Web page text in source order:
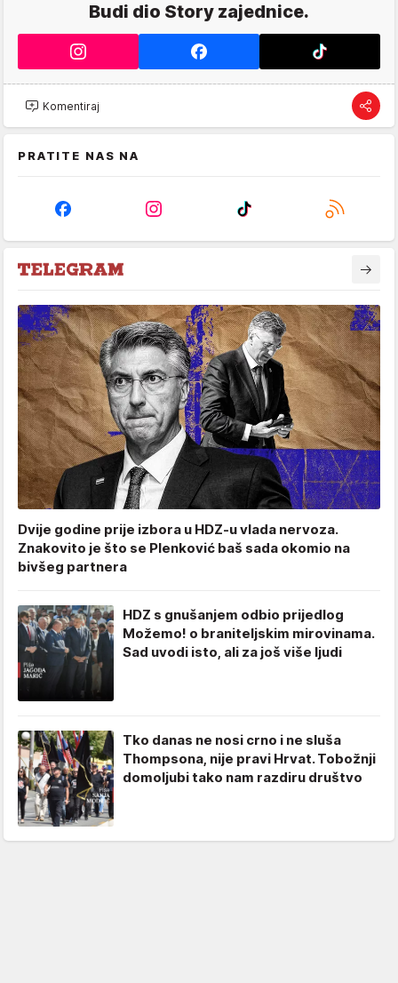
Budi dio Story zajednice.
Komentiraj
PRATITE NAS NA
Dvije godine prije izbora u HDZ-u vlada nervoza.
Znakovito je što se Plenković baš sada okomio na
bivšeg partnera
HDZ s gnušanjem odbio prijedlog
Možemo! o braniteljskim mirovinama.
Sad uvodi isto, ali za još više ljudi
Tko danas ne nosi crno i ne sluša
Thompsona, nije pravi Hrvat. Tobožnji
domoljubi tako nam razdiru društvo